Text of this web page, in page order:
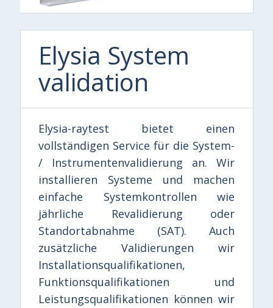
Elysia System
validation
Elysia-raytest bietet einen
vollständigen Service für die System-
/ Instrumentenvalidierung an. Wir
installieren Systeme und machen
einfache Systemkontrollen wie
jährliche Revalidierung oder
Standortabnahme (SAT). Auch
zusätzliche Validierungen wir
Installationsqualifikationen,
Funktionsqualifikationen und
Leistungsqualifikationen können wir